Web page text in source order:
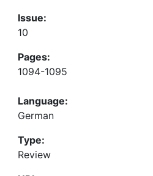
Issue:
10
Pages:
1094-1095
Language:
German
Type:
Review